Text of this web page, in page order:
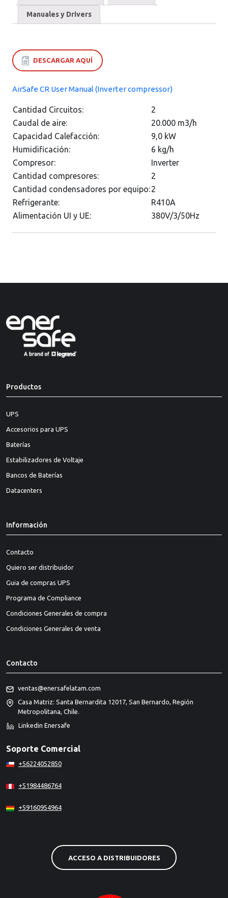
Manuales y Drivers
DESCARGAR AQUÍ
AirSafe CR User Manual (Inverter compressor)
Cantidad Circuitos:
2
Caudal de aire:
20.000 m3/h
Capacidad Calefacción:
9,0 kW
Humidificación:
6 kg/h
Compresor:
Inverter
Cantidad compresores:
2
Cantidad condensadores por equipo:2
Refrigerante:
R410A
Alimentación UI y UE:
380V/3/50Hz
Productos
UPS
Accesorios para UPS
Baterías
Estabilizadores de Voltaje
Bancos de Baterías
Datacenters
Información
Contacto
Quiero ser distribuidor
Guia de compras UPS
Programa de Compliance
Condiciones Generales de compra
Condiciones Generales de venta
Contacto
ventas@enersafelatam.com
Casa Matriz: Santa Bernardita 12017, San Bernardo, Región
Metropolitana, Chile.
Linkedin Enersafe
Soporte Comercial
+56224052850
+51984486764
+59160954964
ACCESO A DISTRIBUIDORES